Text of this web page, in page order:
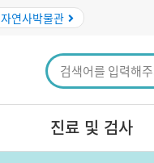
자연사박물관
진료 및 검사